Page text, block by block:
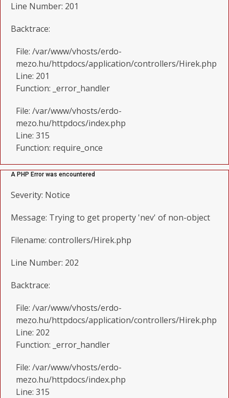
Line Number: 201
Backtrace:
File: /var/www/vhosts/erdo-
mezo.hu/httpdocs/application/controllers/Hirek.php
Line: 201
Function: _error_handler
File: /var/www/vhosts/erdo-
mezo.hu/httpdocs/index.php
Line: 315
Function: require_once
A PHP Error was encountered
Severity: Notice
Message: Trying to get property 'nev' of non-object
Filename: controllers/Hirek.php
Line Number: 202
Backtrace:
File: /var/www/vhosts/erdo-
mezo.hu/httpdocs/application/controllers/Hirek.php
Line: 202
Function: _error_handler
File: /var/www/vhosts/erdo-
mezo.hu/httpdocs/index.php
Line: 315